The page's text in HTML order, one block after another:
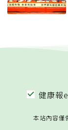
健康報
本站內容僅